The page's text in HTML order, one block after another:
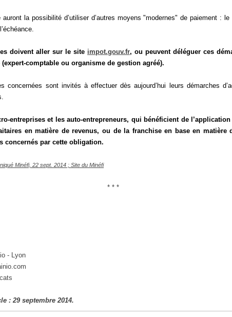
auront la possibilité d’utiliser d’autres moyens "modernes" de paiement : le
doivent aller sur le site impot.gouv.fr, ou peuvent déléguer ces
comptable ou organisme de gestion agréé).
concernées sont invités à effectuer dès aujourd’hui leurs démarches
entreprises et les auto-entrepreneurs, qui bénéficient de
en matière de revenus, ou de la franchise en base en matière
concernés par cette obligation.
Minéfi, 22 sept. 2014 ; Site du Minéfi
* * *
- Lyon
: 29 septembre 2014.